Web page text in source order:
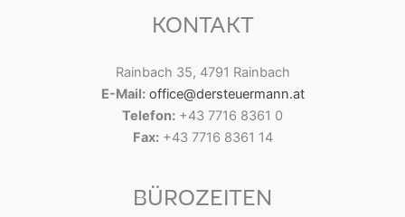
KONTAKT
Rainbach 35, 4791 Rainbach
E-Mail: office@dersteuermann.at
Telefon: +43 7716 8361 0
Fax:+43 7716 8361 14
BÜROZEITEN